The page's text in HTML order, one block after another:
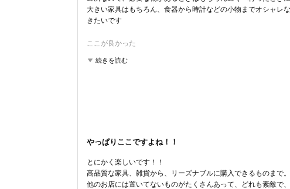
大きい家具はもちろん、食器から時計などの小物までオシャレ
きたいです
ここが良かった
続きを読む
やっぱりここですよね！！
とにかく楽しいです！！
高品質な家具、雑貨から、リーズナブルに購入できるものまで。
他のお店には置いてないものがたくさんあって、どれも素敵で